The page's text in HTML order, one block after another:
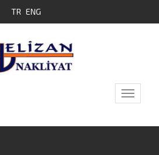
TR ENG
Toggle